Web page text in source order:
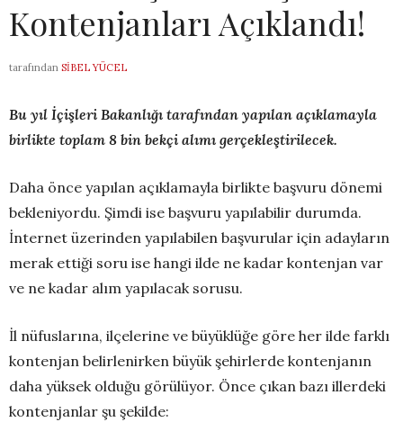
Kontenjanları Açıklandı!
tarafından SIBEL YÜCEL
Bu yıl İçişleri Bakanlığı tarafından yapılan açıklamayla
birlikte toplam 8 bin bekçi alımı gerçekleştirilecek.
Daha önce yapılan açıklamayla birlikte başvuru dönemi
bekleniyordu. Şimdi ise başvuru yapılabilir durumda.
İnternet üzerinden yapılabilen başvurular için adayların
merak ettiği soru ise hangi ilde ne kadar kontenjan var
ve ne kadar alım yapılacak sorusu.
İl nüfuslarına, ilçelerine ve büyüklüğe göre her ilde farklı
kontenjan belirlenirken büyük şehirlerde kontenjanın
daha yüksek olduğu görülüyor. Önce çıkan bazı illerdeki
kontenjanlar şu şekilde: